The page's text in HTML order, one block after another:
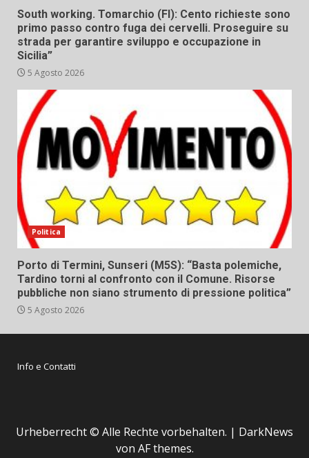
South working. Tomarchio (FI): Cento richieste sono
primo passo contro fuga dei cervelli. Proseguire su
strada per garantire sviluppo e occupazione in
Sicilia”
5 Agosto 2026
Politica
Porto di Termini, Sunseri (M5S): “Basta polemiche,
Tardino torni al confronto con il Comune. Risorse
pubbliche non siano strumento di pressione politica”
5 Agosto 2026
Info e Contatti
Urheberrecht © Alle Rechte vorbehalten. | DarkNews
von AF themes.